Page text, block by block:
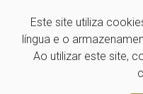
Este site utiliza
língua e o
Ao utilizar este site,